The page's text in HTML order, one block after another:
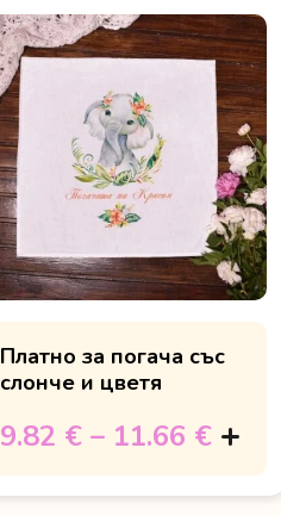
Платно за погача със
слонче и цветя
9.82 € – 11.66 €